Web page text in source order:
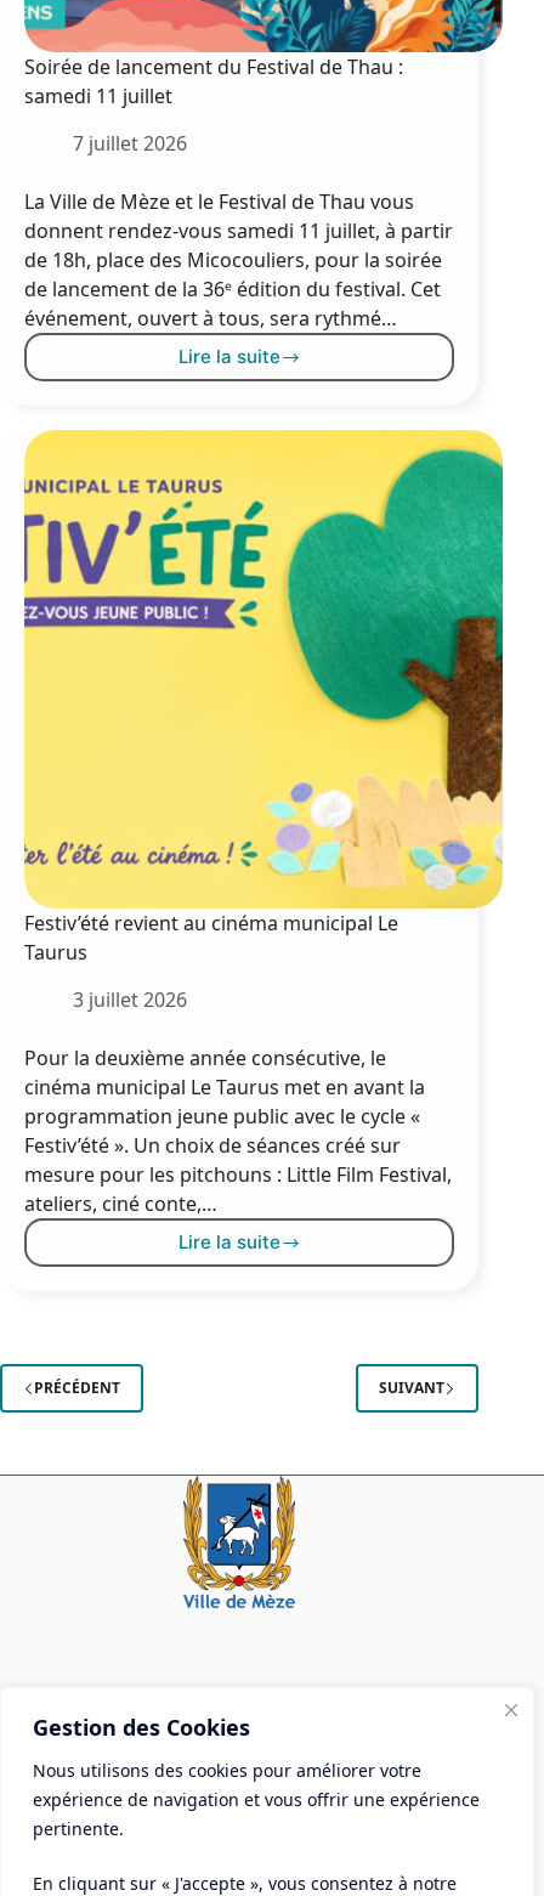
Gestion des Cookies
Nous utilisons des cookies pour améliorer votre
expérience de navigation et vous offrir une expérience
pertinente.
En cliquant sur « J'accepte », vous consentez à notre
Soirée de lancement du Festival de Thau :
samedi 11 juillet
7 juillet 2026
La Ville de Mèze et le Festival de Thau vous
donnent rendez-vous samedi 11 juillet, à partir
de 18h, place des Micocouliers, pour la soirée
de lancement de la 36ᵉ édition du festival. Cet
événement, ouvert à tous, sera rythmé…
Lire la suite
Soirée
de
Thau
samedi
11
juillet
Festiv’été revient au cinéma municipal Le
Taurus
3 juillet 2026
Pour la deuxième année consécutive, le
cinéma municipal Le Taurus met en avant la
programmation jeune public avec le cycle «
Festiv’été ». Un choix de séances créé sur
mesure pour les pitchouns : Little Film Festival,
ateliers, ciné conte,…
Lire la suite
Festiv’été
PRÉCÉDENT SUIVANT
Mairie de Mèze
Place Aristide Briand - BP 28 34140 Mèze
Tél :04 67 18 30 30
Mail :